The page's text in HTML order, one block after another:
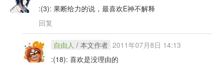
:(3): 果断给力的说，最喜欢E神不解释
回复
自由人 / 本文作者 2011年07月8日 14:13
:(18): 喜欢是没理由的